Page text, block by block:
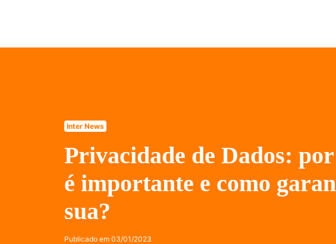
Inter News
Privacidade de Dados:
é importante e como
sua?
Publicado em 03/01/2023